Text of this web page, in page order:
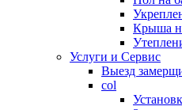
Крыша
Услуги и Сервис
Выезд
col